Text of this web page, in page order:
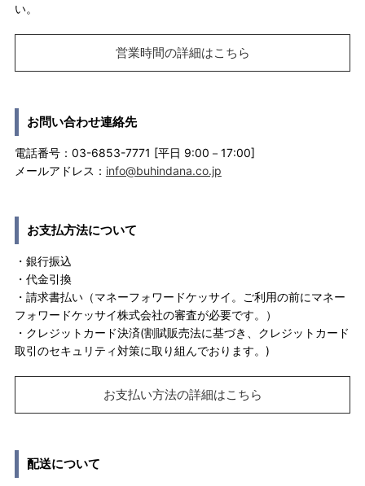
い。
営業時間の詳細はこちら
お問い合わせ連絡先
電話番号：03-6853-7771 [平日 9:00－17:00]
メールアドレス： info@buhindana.co.jp
お支払方法について
・銀行振込
・代金引換
・請求書払い（マネーフォワードケッサイ。ご利用の前にマネー
フォワードケッサイ株式会社の審査が必要です。）
・クレジットカード決済(割賦販売法に基づき、クレジットカード
取引のセキュリティ対策に取り組んでおります。)
お支払い方法の詳細はこちら
配送について